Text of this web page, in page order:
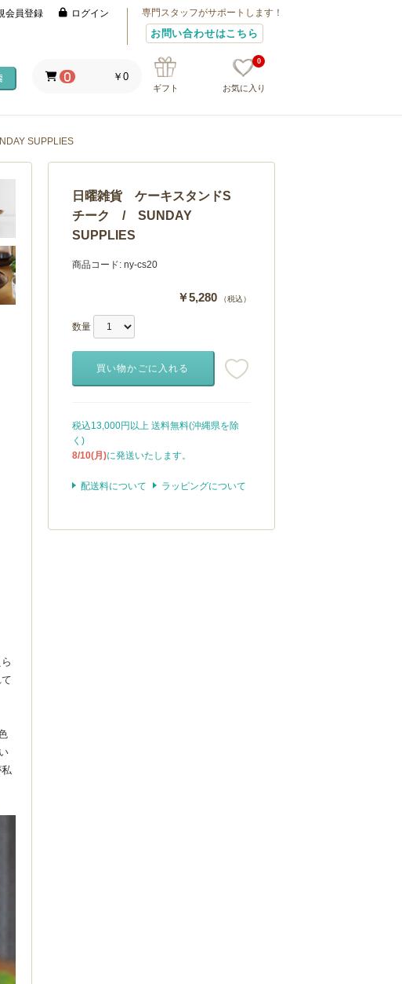
会員登録 ログイン 専門スタッフがサポートします！
お問い合わせはこちら
ギフト お気に入り
0
0 ￥0
SUPPLIES
日曜雑貨 ケーキスタンドS
チーク / SUNDAY
SUPPLIES
商品コード: ny-cs20
￥5,280 （税込）
数量
買い物かごに入れる
税込13,000円以上 送料無料(沖縄県を除
く)
8/10(月)に発送いたします。
配送料について ラッピングについて